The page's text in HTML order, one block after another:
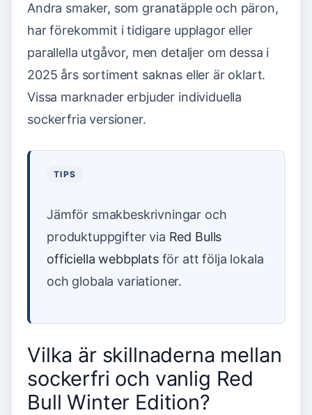
Andra smaker, som granatäpple och päron,
har förekommit i tidigare upplagor eller
parallella utgåvor, men detaljer om dessa i
2025 års sortiment saknas eller är oklart.
Vissa marknader erbjuder individuella
sockerfria versioner.
TIPS
Jämför smakbeskrivningar och
produktuppgifter via Red Bulls
officiella webbplatsför att följa lokala
och globala variationer.
Vilka är skillnaderna mellan
sockerfri och vanlig Red
Bull Winter Edition?